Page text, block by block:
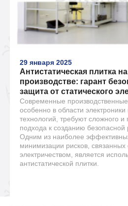
29 января 2025
Антистатическая плитка на
производстве: гарант
защита от статического
Современные
особенно в области электроники
технологий, требуют сложного и
подхода к созданию безопасной
Одним из наиболее
минимизации рисков, связанных
электричеством, является
антистатической плитки.